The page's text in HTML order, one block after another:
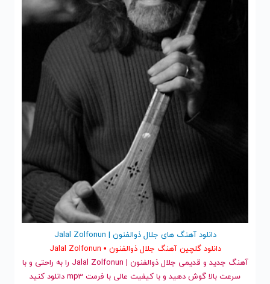
دانلود آهنگ های جلال ذوالفنون | Jalal Zolfonun
دانلود گلچین آهنگ جلال ذوالفنون • Jalal Zolfonun
آهنگ جدید
و قدیمی جلال ذوالفنون | Jalal Zolfonun را به راحتی و با
سرعت بالا گوش دهید و با کیفیت عالی با فرمت mp3 دانلود کنید